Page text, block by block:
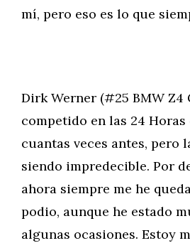
mí, pero eso es lo que
Dirk Werner (#25 BMW Z4
competido en las 24 Horas
cuantas veces antes, pero
siendo impredecible. Por
ahora siempre me he
podio, aunque he estado
algunas ocasiones. Estoy